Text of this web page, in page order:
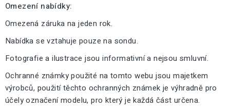
Omezení nabídky:
Omezená záruka na jeden rok.
Nabídka se vztahuje pouze na sondu.
Fotografie a ilustrace jsou informativní a nejsou smluvní.
Ochranné známky použité na tomto webu jsou majetkem
výrobců, použití těchto ochranných známek je výhradně pro
účely označení modelu, pro který je každá část určena.